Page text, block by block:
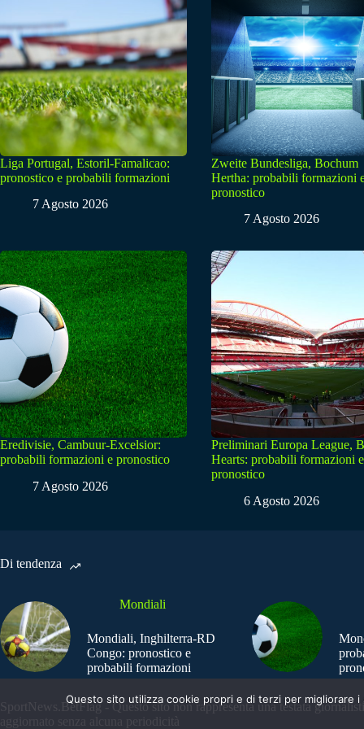
Liga Portugal, Estoril-Famalicao:
pronostico e probabili formazioni
7 Agosto 2026
Zweite Bundesliga, Bochum
Hertha: probabili formazioni
pronostico
7 Agosto 2026
Eredivisie, Cambuur-Excelsior:
probabili formazioni e pronostico
7 Agosto 2026
Preliminari Europa League,
Hearts: probabili formazioni e
pronostico
6 Agosto 2026
Di tendenza
Mondiali
Mondiali, Inghilterra-RD
Congo: pronostico e
probabili formazioni
SportNews.BetFlag - Questo sito non rappresenta una testata
aggiornato senza alcuna periodicità
Questo sito utilizza cookie propri e di terzi per migliorare